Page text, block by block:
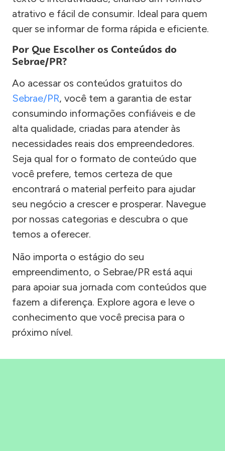
atrativo e fácil de consumir. Ideal para quem
quer se informar de forma rápida e eficiente.
Por Que Escolher os Conteúdos do
Sebrae/PR?
Ao acessar os conteúdos gratuitos do
Sebrae/PR, você tem a garantia de estar
consumindo informações confiáveis e de
alta qualidade, criadas para atender às
necessidades reais dos empreendedores.
Seja qual for o formato de conteúdo que
você prefere, temos certeza de que
encontrará o material perfeito para ajudar
seu negócio a crescer e prosperar. Navegue
por nossas categorias e descubra o que
temos a oferecer.
Não importa o estágio do seu
empreendimento, o Sebrae/PR está aqui
para apoiar sua jornada com conteúdos que
fazem a diferença. Explore agora e leve o
conhecimento que você precisa para o
próximo nível.